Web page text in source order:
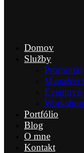
Domov
Služby
Promotéri
Manažéri
Eventové
Workshop
Portfólio
Blog
O mne
Kontakt